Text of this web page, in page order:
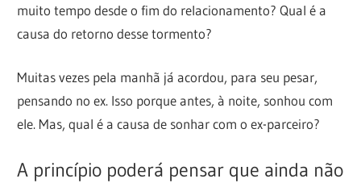
muito tempo desde o fim do relacionamento? Qual é a
causa do retorno desse tormento?
Muitas vezes pela manhã já acordou, para seu pesar,
pensando no ex. Isso porque antes, à noite, sonhou com
ele. Mas, qual é a causa de sonhar com o ex-parceiro?
A princípio poderá pensar que ainda não